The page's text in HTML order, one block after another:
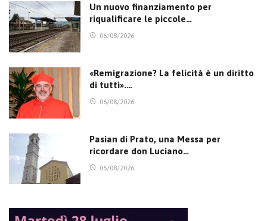
Un nuovo finanziamento per
riqualificare le piccole…
06/08/2026
«Remigrazione? La felicità è un diritto
di tutti».…
06/08/2026
Pasian di Prato, una Messa per
ricordare don Luciano…
06/08/2026